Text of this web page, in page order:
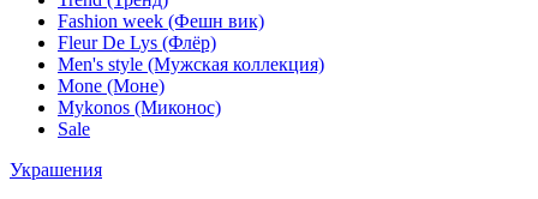
Fashion week (Фешн вик)
Fleur De Lys (Флёр)
Men's style (Мужская коллекция)
Mone (Моне)
Mykonos (Миконос)
Sale
Украшения